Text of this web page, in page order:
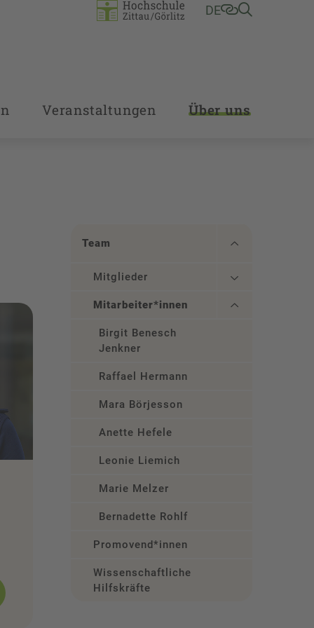
DE
Veranstaltungen Über uns
Team
Mitglieder
Mitarbeiter*innen
Birgit Benesch
Jenkner
Raffael Hermann
Mara Börjesson
Anette Hefele
Leonie Liemich
Marie Melzer
Bernadette Rohlf
Promovend*innen
Wissenschaftliche/Studentische
Hilfskräfte